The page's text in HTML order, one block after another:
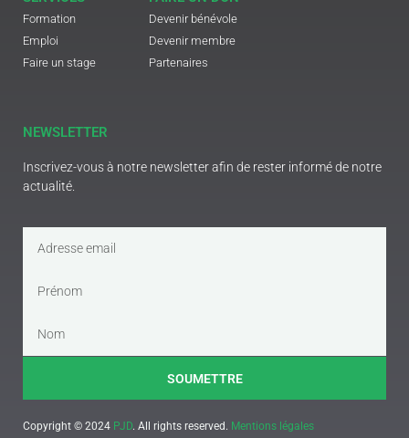
Formation
Emploi
Faire un stage
Devenir bénévole
Devenir membre
Partenaires
NEWSLETTER
Inscrivez-vous à notre newsletter afin de rester informé de notre
actualité.
SOUMETTRE
Copyright © 2024 PJD. All rights reserved. Mentions légales